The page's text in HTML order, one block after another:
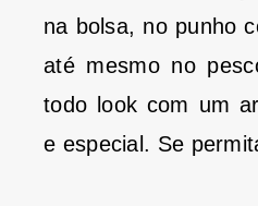
na bolsa, no punho
até mesmo no
todo look com um
e especial. Se